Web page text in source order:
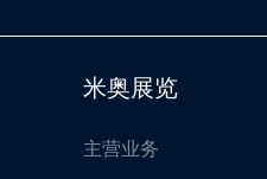
米奥展览
主营业务